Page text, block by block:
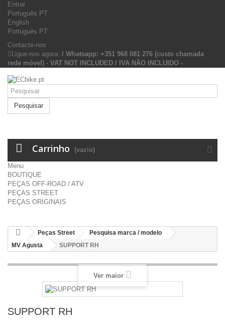
Entrar
Português PT
English
Português PT
Contacte-nos
Ligue-nos agora: / Whatsapp: +351 968 081 276 (custo chamada
rede móvel) - VAT NOT INCLUDED / IVA NÃO INCLUIDO -
Pesquisar
Carrinho (vazio)
Menu
BOUTIQUE
PEÇAS OFF-ROAD / ATV
PEÇAS STREET
PEÇAS ORIGINAIS
Peças Street
Pesquisa marca / modelo
MV Agusta
SUPPORT RH
Ver maior
SUPPORT RH